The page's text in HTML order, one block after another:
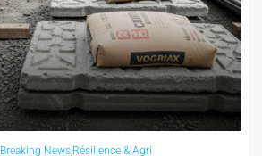
Breaking News,Résilience & Agri